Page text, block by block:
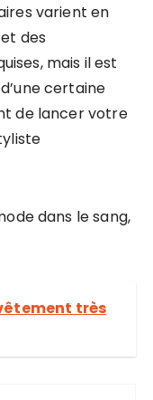
varient en
des
mais il est
certaine
de lancer votre
dans le sang,
très